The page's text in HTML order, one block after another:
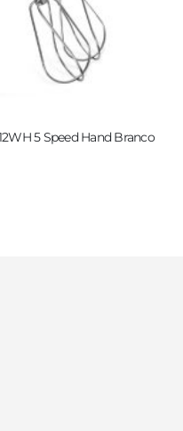
Batedeira Cuisinart SM-50TQ